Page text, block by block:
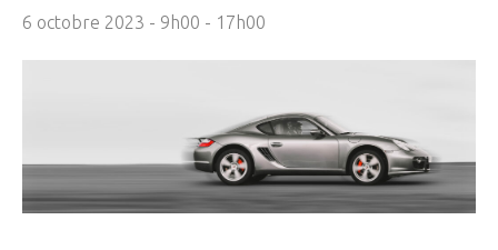
6 octobre 2023 - 9h00 - 17h00